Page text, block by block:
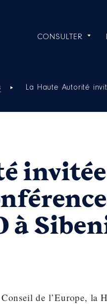
CONSULTER
La Haute Autorité
à
de l’Europe, la